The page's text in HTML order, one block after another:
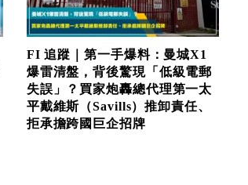
FI 追蹤｜第一手爆料：曼城X1
爆雷清盤，背後驚現「低級電郵
失誤」？買家炮轟總代理第一太
平戴維斯（Savills）推卸責任、
拒承擔跨國巨企招牌